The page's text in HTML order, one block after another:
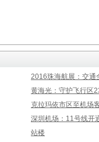
2016珠海航展：交通
黄海光：守护飞行区
克拉玛依市区至机场
深圳机场：11号线开
站楼